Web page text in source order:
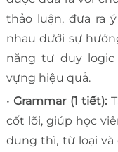
thảo luận, đưa ra
nhau dưới sự
năng tư duy
vựng hiệu quả.
•Grammar (1 tiết):
cốt lõi, giúp học
dụng thì, từ loại